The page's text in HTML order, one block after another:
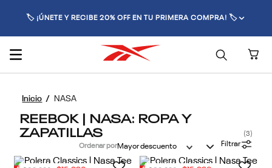
🏷️ ¡ÚNETE Y RECIBE 20% OFF EN TU PRIMERA COMPRA! 🏷️
NASA
REEBOK | NASA: ROPA Y
ZAPATILLAS 3
Ordenar porMayor descuento Filtrar